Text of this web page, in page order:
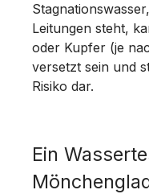
Leitungen steht,
oder Kupfer (je
versetzt sein und
Risiko dar.
Ein